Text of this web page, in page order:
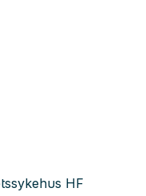
HF